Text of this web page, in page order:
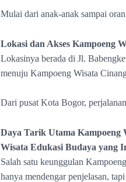
Mulai dari anak-anak sampai
Lokasi dan Akses Kampoeng
Lokasinya berada di Jl.
menuju Kampoeng Wisata
Dari pusat Kota Bogor,
Daya Tarik Utama Kampoeng
Wisata Edukasi Budaya yang
Salah satu keunggulan
hanya mendengar penjelasan,